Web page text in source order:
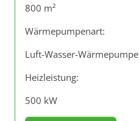
800 m²
Wärmepumpenart:
Luft-Wasser-Wärmepumpe
Heizleistung:
500 kW